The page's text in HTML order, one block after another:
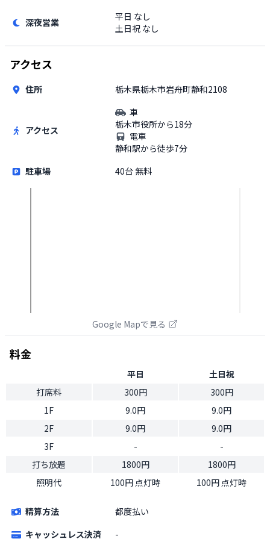
深夜営業 平日 なし
土日祝 なし
アクセス
住所 栃木県栃木市岩舟町静和2108
アクセス
車
栃木市役所から18分
電車
静和駅から徒歩7分
駐車場
40台 無料
Google Mapで見る
料金
平日
土日祝
打席料
300円
300円
1F
9.0円
9.0円
2F
9.0円
9.0円
3F
-
-
打ち放題
1800円
1800円
照明代
100円 点灯時 100円 点灯時
精算方法
都度払い
キャッシュレス決済
-